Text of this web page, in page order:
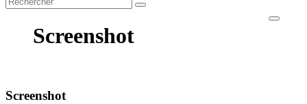
Screenshot
Screenshot